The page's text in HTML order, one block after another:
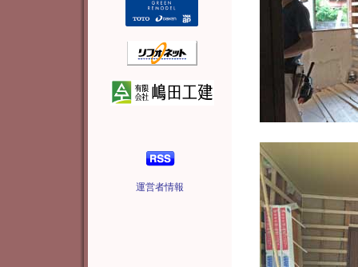
運営者情報